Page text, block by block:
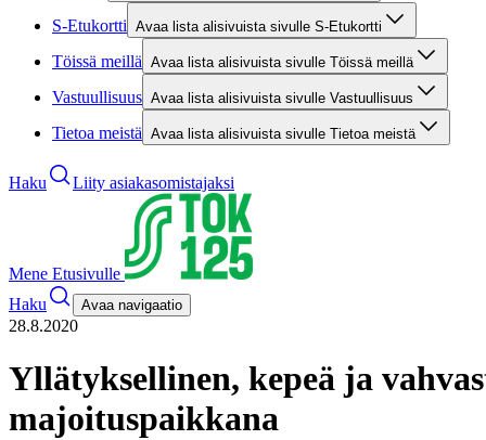
S-Etukortti Avaa lista alisivuista sivulle S-Etukortti
Töissä meillä Avaa lista alisivuista sivulle Töissä meillä
Vastuullisuus Avaa lista alisivuista sivulle Vastuullisuus
Tietoa meistä Avaa lista alisivuista sivulle Tietoa meistä
Haku Liity asiakasomistajaksi
Mene Etusivulle
Haku
Avaa navigaatio
28.8.2020
Yllätyksellinen, kepeä ja
majoituspaikkana